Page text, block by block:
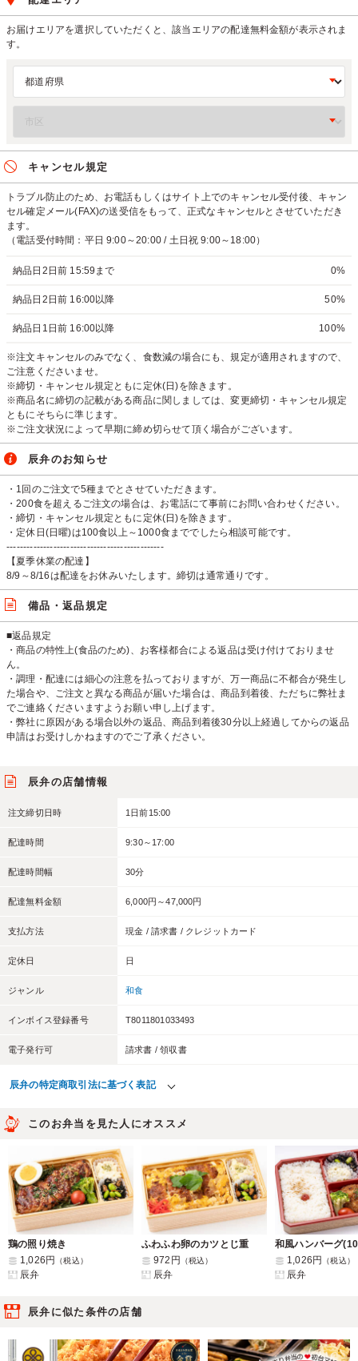
お届けエリアを選択していただくと、該当エリアの配達無料金額が表示されま
す。
キャンセル規定
トラブル防止のため、お電話もしくはサイト上でのキャンセル受付後、キャン
セル確定メール(FAX)の送受信をもって、正式なキャンセルとさせていただき
ます。
（電話受付時間：平日 9:00～20:00 / 土日祝 9:00～18:00）
納品日2日前 15:59まで 0%
納品日2日前 16:00以降 50%
納品日1日前 16:00以降 100%
※注文キャンセルのみでなく、食数減の場合にも、規定が適用されますので、
ご注意くださいませ。
※締切・キャンセル規定ともに定休(日)を除きます。
※商品名に締切の記載がある商品に関しましては、変更締切・キャンセル規定
ともにそちらに準じます。
※ご注文状況によって早期に締め切らせて頂く場合がございます。
辰弁のお知らせ
・1回のご注文で5種までとさせていただきます。
・200食を超えるご注文の場合は、お電話にて事前にお問い合わせください。
・締切・キャンセル規定ともに定休(日)を除きます。
・定休日(日曜)は100食以上～1000食まででしたら相談可能です。
-----------------------------------------------
【夏季休業の配達】
8/9～8/16は配達をお休みいたします。締切は通常通りです。
備品・返品規定
■返品規定
・商品の特性上(食品のため)、お客様都合による返品は受け付けておりませ
ん。
・調理・配達には細心の注意を払っておりますが、万一商品に不都合が発生し
た場合や、ご注文と異なる商品が届いた場合は、商品到着後、ただちに弊社ま
でご連絡くださいますようお願い申し上げます。
・弊社に原因がある場合以外の返品、商品到着後30分以上経過してからの返品
申請はお受けしかねますのでご了承ください。
辰弁の店舗情報
注文締切日時 1日前15:00
配達時間 9:30～17:00
配達時間幅 30分
配達無料金額 6,000円～47,000円
支払方法 現金 / 請求書 / クレジットカード
定休日 日
ジャンル 和食
インボイス登録番号 T8011801033493
電子発行可 請求書 / 領収書
辰弁の特定商取引法に基づく表記
このお弁当を見た人にオススメ
鶏の照り焼き
1,026円
（税込）
辰弁
ふわふわ卵のカツとじ重
972円
（税込）
辰弁
1,026円 （税込）
辰弁
辰弁に似た条件の店舗